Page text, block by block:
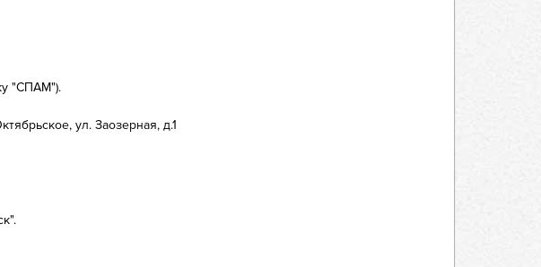
"СПАМ").
ул. Заозерная, д.1